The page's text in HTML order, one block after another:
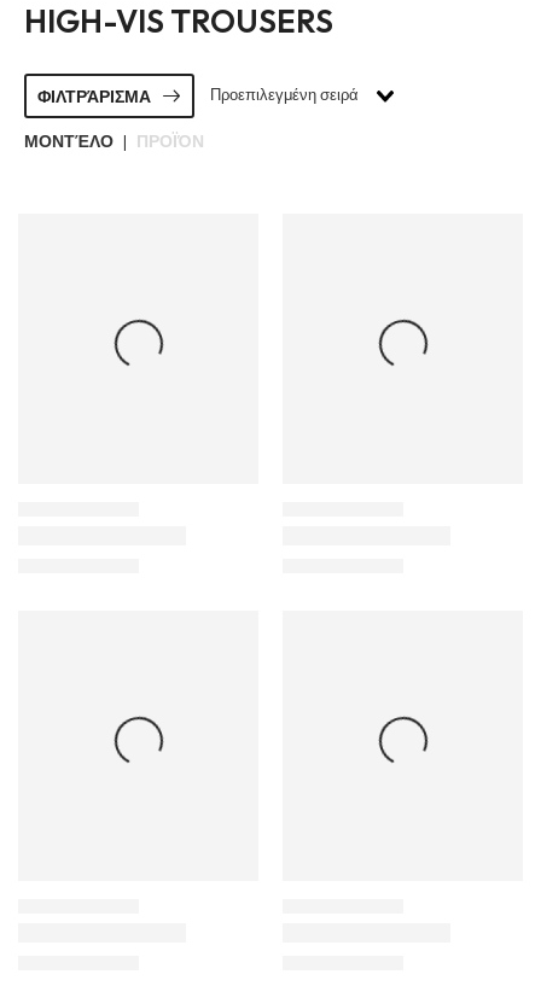
HIGH-VIS TROUSERS
ΦΙΛΤΡΆΡΙΣΜΑ Προεπιλεγμένη σειρά
ΜΟΝΤΈΛΟ | ΠΡΟΪΌΝ